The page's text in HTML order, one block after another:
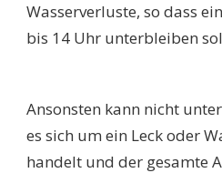
Wasserverluste, so dass
bis 14 Uhr unterbleiben
Ansonsten kann nicht
es sich um ein Leck oder
handelt und der gesamte